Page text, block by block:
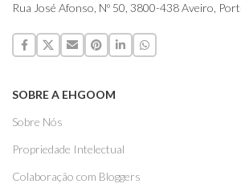
Rua José Afonso, Nº 50, 3800-438 Aveiro,
SOBRE A EHGOOM
Sobre Nós
Propriedade Intelectual
Colaboração com Bloggers